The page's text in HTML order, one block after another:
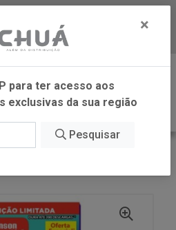
Baixe já nosso APP
0
×
para ter acesso aos
exclusivas da sua região
Pesquisar